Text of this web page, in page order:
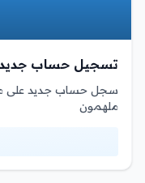
تسجيل حساب
سجل حساب جديد على
ملهمون